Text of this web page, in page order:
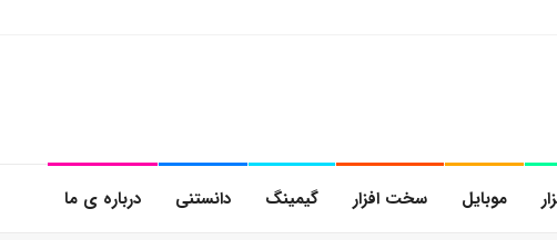
موبایل سخت افزار گیمینگ دانستنی درباره ی ما